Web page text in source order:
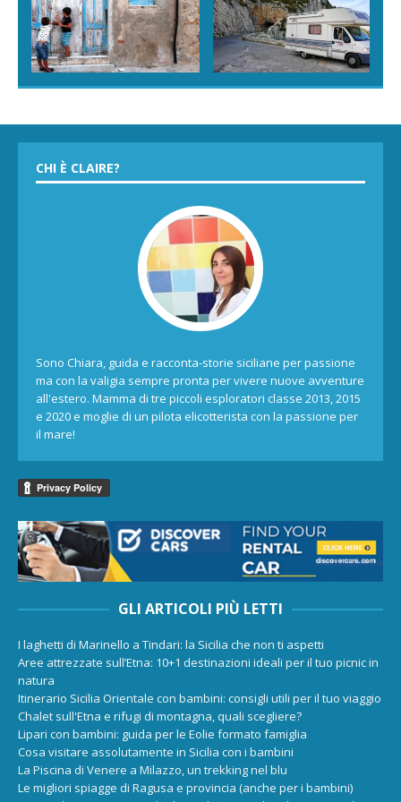
CHI È CLAIRE?
Sono Chiara, guida e racconta-storie siciliane per passione
ma con la valigia sempre pronta per vivere nuove avventure
all'estero. Mamma di tre piccoli esploratori classe 2013, 2015
e 2020 e moglie di un pilota elicotterista con la passione per
il mare!
GLI ARTICOLI PIÙ LETTI
I laghetti di Marinello a Tindari: la Sicilia che non ti aspetti
Aree attrezzate sull’Etna: 10+1 destinazioni ideali per il tuo picnic in
natura
Itinerario Sicilia Orientale con bambini: consigli utili per il tuo viaggio
Chalet sull'Etna e rifugi di montagna, quali scegliere?
Lipari con bambini: guida per le Eolie formato famiglia
Cosa visitare assolutamente in Sicilia con i bambini
La Piscina di Venere a Milazzo, un trekking nel blu
Le migliori spiagge di Ragusa e provincia (anche per i bambini)